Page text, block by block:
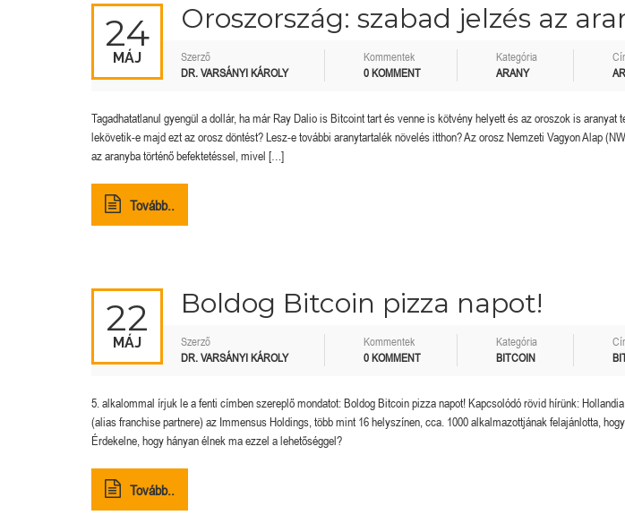
24
MÁJ
Oroszország: szabad jelzés az
Szerző
DR. VARSÁNYI KÁROLY
Kommentek
0 KOMMENT
Kategória
ARANY
Tagadhatatlanul gyengül a dollár, ha már Ray Dalio is Bitcoint tart és venne is kötvény helyett és az oroszok is
lekövetik-e majd ezt az orosz döntést? Lesz-e további aranytartalék növelés itthon? Az orosz Nemzeti Vagyon Alap
az aranyba történő befektetéssel, mivel […]
Tovább..
22
MÁJ
Boldog Bitcoin pizza napot!
Szerző
DR. VARSÁNYI KÁROLY
Kommentek
0 KOMMENT
Kategória
BITCOIN
5. alkalommal írjuk le a fenti címben szereplő mondatot: Boldog Bitcoin pizza napot! Kapcsolódó rövid hírünk:
(alias franchise partnere) az Immensus Holdings, több mint 16 helyszínen, cca. 1000 alkalmazottjának felajánlotta,
Érdekelne, hogy hányan élnek ma ezzel a lehetőséggel?
Tovább..